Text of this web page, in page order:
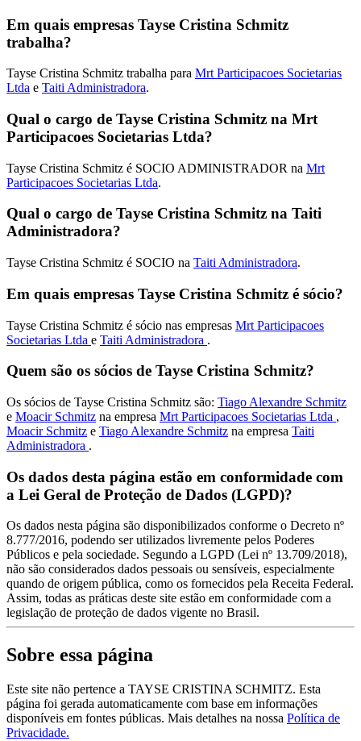
Em quais empresas Tayse Cristina Schmitz
trabalha?
Tayse Cristina Schmitz trabalha para Mrt Participacoes Societarias
Ltda e Taiti Administradora.
Qual o cargo de Tayse Cristina Schmitz na Mrt
Participacoes Societarias Ltda?
Tayse Cristina Schmitz é SOCIO ADMINISTRADOR na Mrt
Participacoes Societarias Ltda.
Qual o cargo de Tayse Cristina Schmitz na Taiti
Administradora?
Tayse Cristina Schmitz é SOCIO na Taiti Administradora.
Em quais empresas Tayse Cristina Schmitz é sócio?
Tayse Cristina Schmitz é sócio nas empresas Mrt Participacoes
Societarias Ltda e Taiti Administradora .
Quem são os sócios de Tayse Cristina Schmitz?
Os sócios de Tayse Cristina Schmitz são: Tiago Alexandre Schmitz
e Moacir Schmitz na empresa Mrt Participacoes Societarias Ltda ,
Moacir Schmitz e Tiago Alexandre Schmitz na empresa Taiti
Administradora .
Os dados desta página estão em conformidade com
a Lei Geral de Proteção de Dados (LGPD)?
Os dados nesta página são disponibilizados conforme o Decreto nº
8.777/2016, podendo ser utilizados livremente pelos Poderes
Públicos e pela sociedade. Segundo a LGPD (Lei nº 13.709/2018),
não são considerados dados pessoais ou sensíveis, especialmente
quando de origem pública, como os fornecidos pela Receita Federal.
Assim, todas as práticas deste site estão em conformidade com a
legislação de proteção de dados vigente no Brasil.
Sobre essa página
Este site não pertence a TAYSE CRISTINA SCHMITZ. Esta
página foi gerada automaticamente com base em informações
disponíveis em fontes públicas. Mais detalhes na nossa Política de
Privacidade.